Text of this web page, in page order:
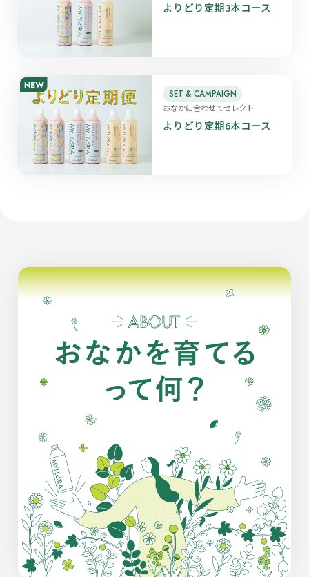
よりどり定期3本コース
おなかに合わせてセレクト
SET & CAMPAIGN
よりどり定期6本コース